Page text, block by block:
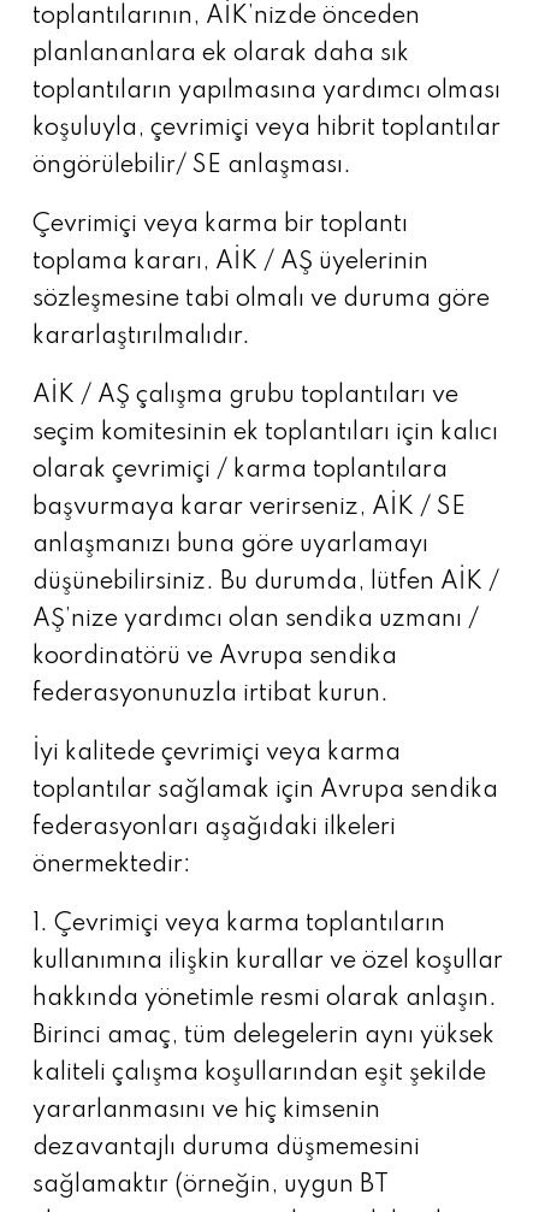
toplantılarının, AİK’nizde önceden
planlananlara ek olarak daha sık
toplantıların yapılmasına yardımcı olması
koşuluyla, çevrimiçi veya hibrit toplantılar
öngörülebilir/ SE anlaşması.
Çevrimiçi veya karma bir toplantı
toplama kararı, AİK / AŞ üyelerinin
sözleşmesine tabi olmalı ve duruma göre
kararlaştırılmalıdır.
AİK / AŞ çalışma grubu toplantıları ve
seçim komitesinin ek toplantıları için kalıcı
olarak çevrimiçi / karma toplantılara
başvurmaya karar verirseniz, AİK / SE
anlaşmanızı buna göre uyarlamayı
düşünebilirsiniz. Bu durumda, lütfen AİK /
AŞ’nize yardımcı olan sendika uzmanı /
koordinatörü ve Avrupa sendika
federasyonunuzla irtibat kurun.
İyi kalitede çevrimiçi veya karma
toplantılar sağlamak için Avrupa sendika
federasyonları aşağıdaki ilkeleri
önermektedir:
1. Çevrimiçi veya karma toplantıların
kullanımına ilişkin kurallar ve özel koşullar
hakkında yönetimle resmi olarak anlaşın.
Birinci amaç, tüm delegelerin aynı yüksek
kaliteli çalışma koşullarından eşit şekilde
yararlanmasını ve hiç kimsenin
dezavantajlı duruma düşmemesini
sağlamaktır (örneğin, uygun BT